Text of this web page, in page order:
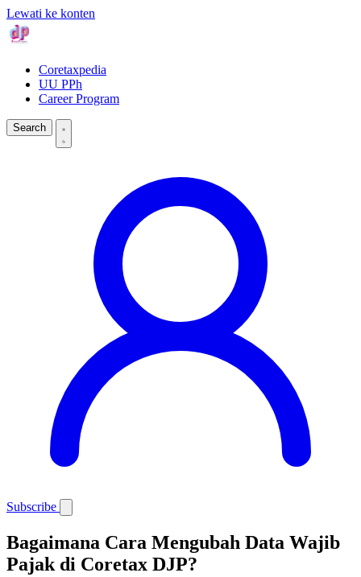
Lewati ke konten
Coretaxpedia
UU PPh
Career Program
Search
Subscribe
Bagaimana Cara Mengubah Data Wajib
Pajak di Coretax DJP?